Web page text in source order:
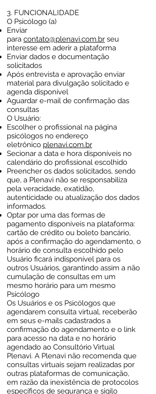
3. FUNCIONALIDADE
O Psicólogo (a)
Enviar
para contato@plenavi.com.br seu
interesse em aderir a plataforma
Enviar dados e documentação
solicitados
Após entrevista e aprovação enviar
material para divulgação solicitado e
agenda disponível
Aguardar e-mail de confirmação das
consultas
O Usuário:
Escolher o profissional na página
psicólogos no endereço
eletrônico plenavi.com.br
Secionar a data e hora disponíveis no
calendário do profissional escolhido
Preencher os dados solicitados, sendo
que, a Plenavi não se responsabiliza
pela veracidade, exatidão,
autenticidade ou atualização dos dados
informados.
Optar por uma das formas de
pagamento disponíveis na plataforma:
cartão de crédito ou boleto bancário,
após a confirmação do agendamento, o
horário de consulta escolhido pelo
Usuário ficará indisponível para os
outros Usuários, garantindo assim a não
cumulação de consultas em um
mesmo horário para um mesmo
Psicólogo
Os Usuários e os Psicólogos que
agendarem consulta virtual, receberão
em seus e-mails cadastrados a
confirmação do agendamento e o link
para acesso na data e no horário
agendado ao Consultório Virtual
Plenavi. A Plenavi não recomenda que
consultas virtuais sejam realizadas por
outras plataformas de comunicação,
em razão da inexistência de protocolos
específicos de segurança e sigilo